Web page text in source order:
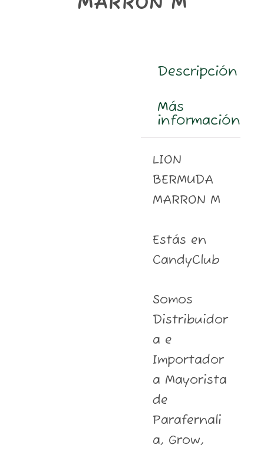
Descripción
Más
información
LION
BERMUDA
MARRON M
Estás en
CandyClub
Somos
Distribuidor
a e
Importador
a Mayorista
de
Parafernali
a, Grow,